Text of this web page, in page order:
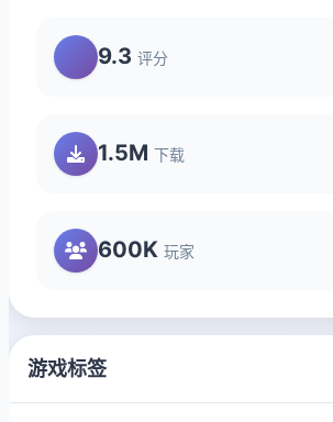
9.3 评分
1.5M 下载
600K 玩家
游戏标签